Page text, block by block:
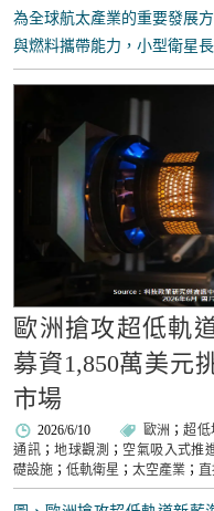
為全球航太產業的重要發展
與燃料攜帶能力，小型衛星
歐洲搶攻超低軌
募資1,850萬美元
市場
2026/6/10 歐洲 ；超低
通訊 ；地球觀測 ； 空氣吸入式推
礎設施 ；低軌衛星 ；太空產業 ；